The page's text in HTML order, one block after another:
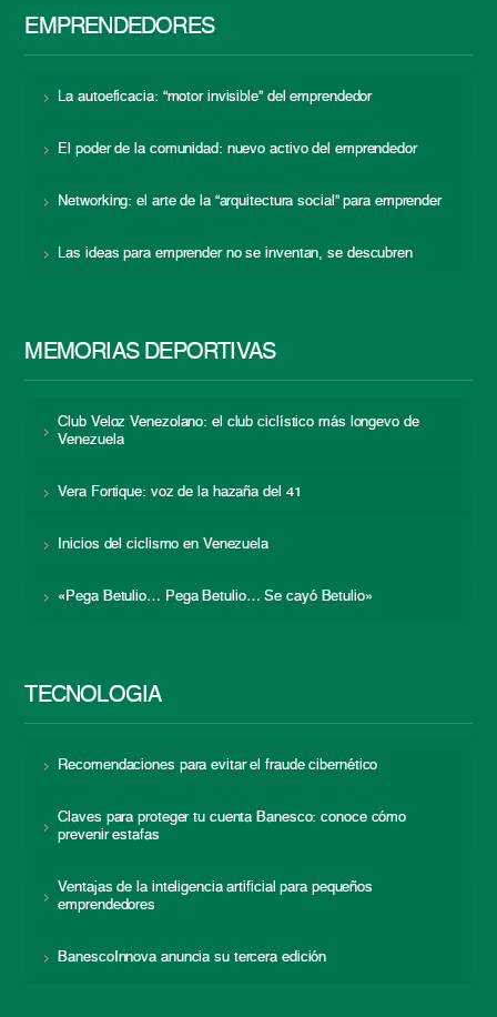
EMPRENDEDORES
La autoeficacia: “motor invisible” del emprendedor
El poder de la comunidad: nuevo activo del emprendedor
Networking: el arte de la “arquitectura social” para emprender
Las ideas para emprender no se inventan, se descubren
MEMORIAS DEPORTIVAS
Club Veloz Venezolano: el club ciclístico más longevo de
Venezuela
Vera Fortique: voz de la hazaña del 41
Inicios del ciclismo en Venezuela
«Pega Betulio… Pega Betulio… Se cayó Betulio»
TECNOLOGÍA
Recomendaciones para evitar el fraude cibernético
Claves para proteger tu cuenta Banesco: conoce cómo
prevenir estafas
Ventajas de la inteligencia artificial para pequeños
emprendedores
BanescoInnova anuncia su tercera edición